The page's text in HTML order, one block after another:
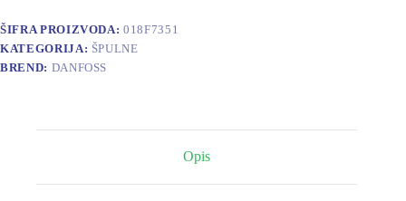
018F7351
količina
ŠIFRA PROIZVODA:018F7351
KATEGORIJA: ŠPULNE
BREND: DANFOSS
Opis